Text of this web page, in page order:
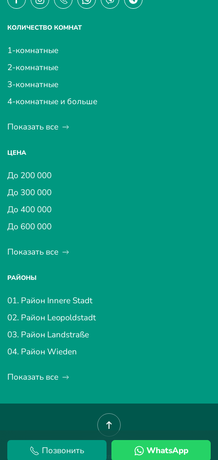
КОЛИЧЕСТВО КОМНАТ
1-комнатные
2-комнатные
3-комнатные
4-комнатные и больше
Показать все
ЦЕНА
До 200 000
До 300 000
До 400 000
До 600 000
Показать все
РАЙОНЫ
01. Район Innere Stadt
02. Район Leopoldstadt
03. Район Landstraße
04. Район Wieden
Показать все
2026 Vienna Property. Terms Conditions . Privacy Policy
Позвонить WhatsApp